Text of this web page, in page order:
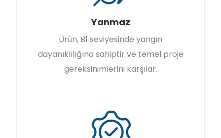
Yanmaz
Ürün, B1 seviyesinde yangın
dayanıklılığına sahiptir ve temel proje
gereksinimlerini karşılar.